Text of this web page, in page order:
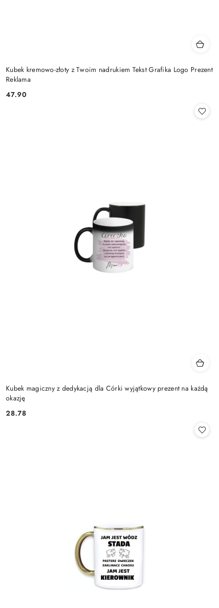
Kubek kremowo-złoty z Twoim nadrukiem Tekst Grafika Logo Prezent
Reklama
Cena:
47.90
Kubek magiczny z dedykacją dla Córki wyjątkowy prezent na każdą
okazję
Cena:
28.78